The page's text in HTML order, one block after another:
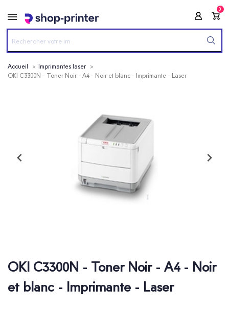
0
Accueil
Imprimantes laser
OKI C3300N - Toner Noir - A4 - Noir et blanc - Imprimante - Laser
OKI C3300N - Toner Noir - A4 - Noir
et blanc - Imprimante - Laser